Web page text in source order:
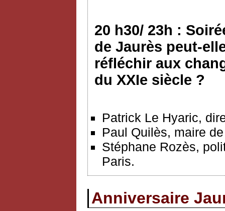
20 h30/ 23h :
de Jaurès peut-
réfléchir aux
du XXIe siècle ?
Patrick Le Hyaric,
Paul Quilès, maire
Stéphane Rozès,
Paris.
Anniversaire